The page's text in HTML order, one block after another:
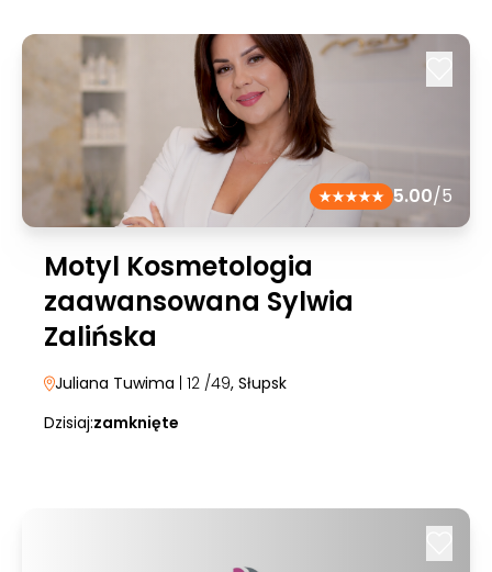
5.00/5
Motyl Kosmetologia
zaawansowana Sylwia
Zalińska
Juliana Tuwima | 12 /49, Słupsk
Dzisiaj:zamknięte